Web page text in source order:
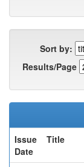
Sort by:
Results/Page
Issue
Date
Title